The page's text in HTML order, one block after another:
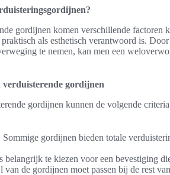
gordijnen komen verschillende factoren
als esthetisch verantwoord is.
te nemen, kan men een
gordijnen
gordijnen kunnen de volgende
gordijnen bieden totale
belangrijk te kiezen voor een bevestiging
de gordijnen moet passen bij de rest